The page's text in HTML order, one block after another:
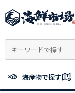
ン
ン
へ
海産物で探す